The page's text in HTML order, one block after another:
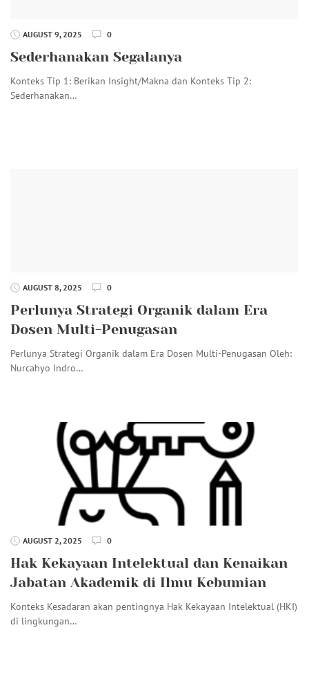
AUGUST 9, 2025 0
Sederhanakan Segalanya
Konteks Tip 1: Berikan Insight/Makna dan Konteks Tip 2:
Sederhanakan…
AUGUST 8, 2025 0
Perlunya Strategi Organik dalam Era
Dosen Multi-Penugasan
Perlunya Strategi Organik dalam Era Dosen Multi-Penugasan Oleh:
Nurcahyo Indro…
AUGUST 2, 2025 0
Hak Kekayaan Intelektual dan Kenaikan
Jabatan Akademik di Ilmu Kebumian
Konteks Kesadaran akan pentingnya Hak Kekayaan Intelektual (HKI)
di lingkungan…